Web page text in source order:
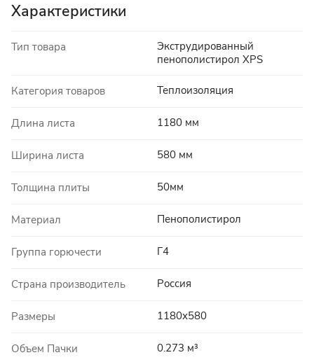
Характеристики
Тип товара
Экструдированный
пенополистирол XPS
Категория товаров Теплоизоляция
Длина листа 1180 мм
Ширина листа 580 мм
Толщина плиты 50мм
Материал Пенополистирол
Группа горючести Г4
Страна производитель Россия
Размеры 1180х580
Объем Пачки 0.273 м³